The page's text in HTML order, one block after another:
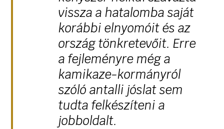
vissza a hatalomba saját
korábbi elnyomóit és az
ország tönkretevőit. Erre
a fejleményre még a
kamikaze-kormányról
szóló antalli jóslat sem
tudta felkészíteni a
jobboldalt.